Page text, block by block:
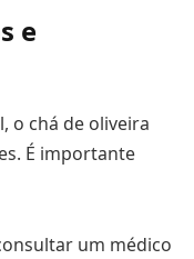
e
o chá de oliveira
É importante
um médico